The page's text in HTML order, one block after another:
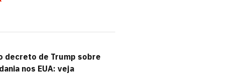
decreto de Trump sobre
nos EUA: veja